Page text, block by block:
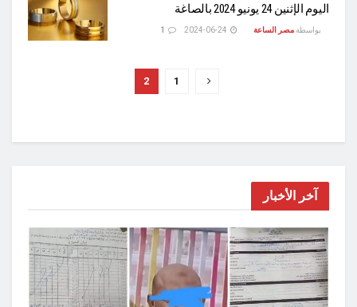
اليوم الإثنين 24 يونيو 2024 بالصاغة
بواسطة مصر الساعة
1
2
آخر الأخبار